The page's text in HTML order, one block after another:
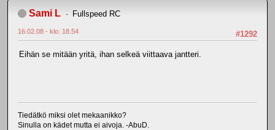
Sami L Fullspeed RC
#1292
16.02.08 - klo: 18.54
Eihän se mitään yritä, ihan selkeä viittaava jantteri.
Tiedätkö miksi olet mekaanikko?
Sinulla on kädet mutta ei aivoja. -AbuD.